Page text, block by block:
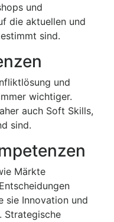
und
die aktuellen und
sind.
und
wichtiger.
auch Soft Skills,
sind.
Märkte
sie Innovation und
Strategische